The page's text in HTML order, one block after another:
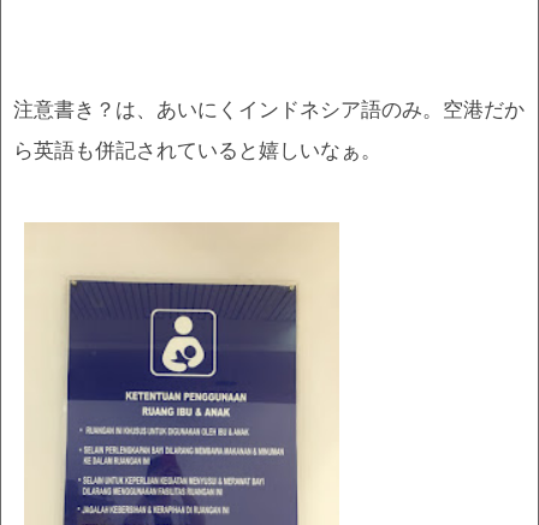
注意書き？は、あいにくインドネシア語のみ。空港だか
ら英語も併記されていると嬉しいなぁ。